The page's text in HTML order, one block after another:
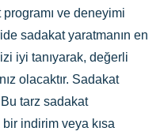
ve deneyimi
sadakat yaratmanın en
iyi tanıyarak, değerli
olacaktır. Sadakat
tarz sadakat
indirim veya kısa